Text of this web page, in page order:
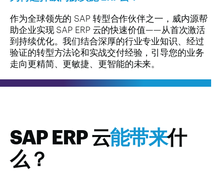
作为全球领先的 SAP 转型合作伙伴之一，威内源帮
助企业实现 SAP ERP 云的快速价值——从首次激活
到持续优化。我们结合深厚的行业专业知识、经过
验证的转型方法论和实战交付经验，引导您的业务
走向更精简、更敏捷、更智能的未来。
SAP ERP 云能带来什
么？